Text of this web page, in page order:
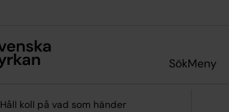
SökMeny
Håll koll på vad som händer